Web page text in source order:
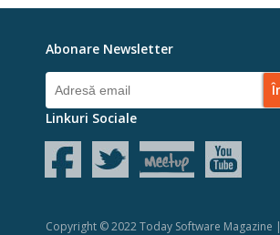
Abonare Newsletter
Linkuri Sociale
Copyright © 2022 Today Software Magazine |